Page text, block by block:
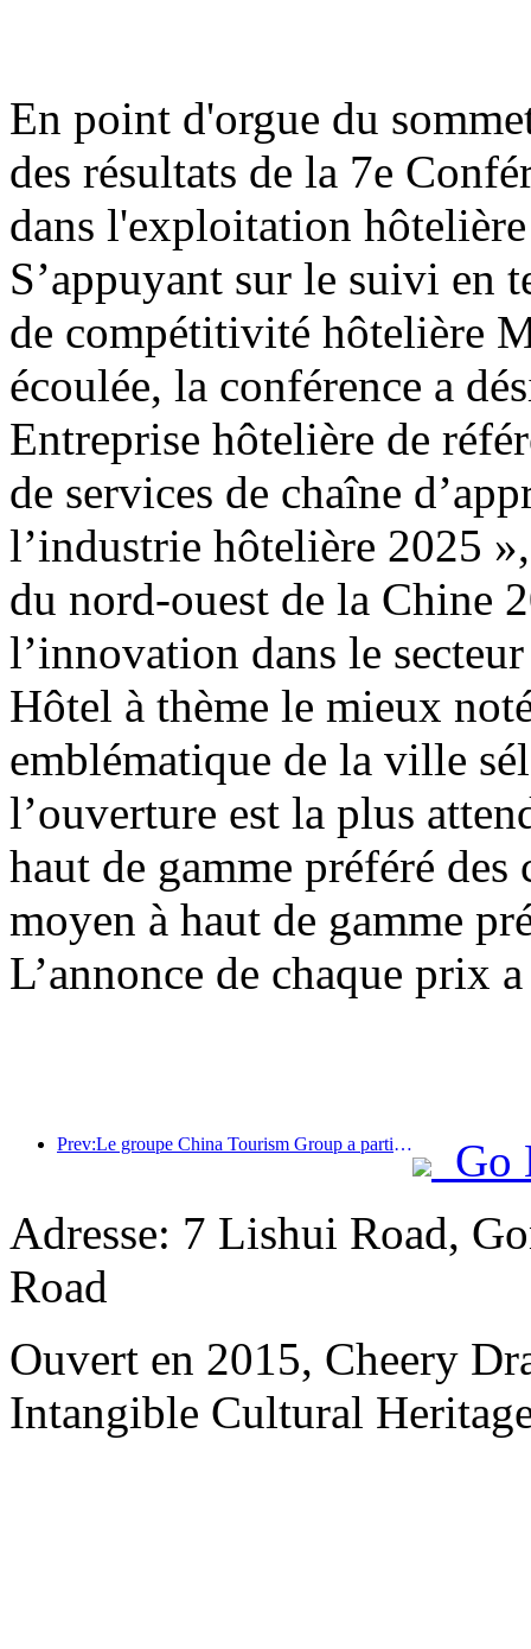
En point d'orgue du
des résultats de la 7e
dans l'exploitation
S’appuyant sur le suivi en
de compétitivité hôtelière
écoulée, la conférence a
Entreprise hôtelière de
de services de chaîne
l’industrie hôtelière 2025
du nord-ouest de la Chine
l’innovation dans le
Hôtel à thème le mieux
emblématique de la ville
l’ouverture est la plus
haut de gamme préféré
moyen à haut de gamme
L’annonce de chaque prix
Prev:Le groupe China Tourism Group a participé à l'Exposition internationale d'importation de Chine pendant huit années consécutives, signant des contrats d'une valeur de plus d'un milliard de dollars américains.
Go
Adresse: 7 Lishui Road,
Road
Ouvert en 2015, Cheery
Intangible Cultural